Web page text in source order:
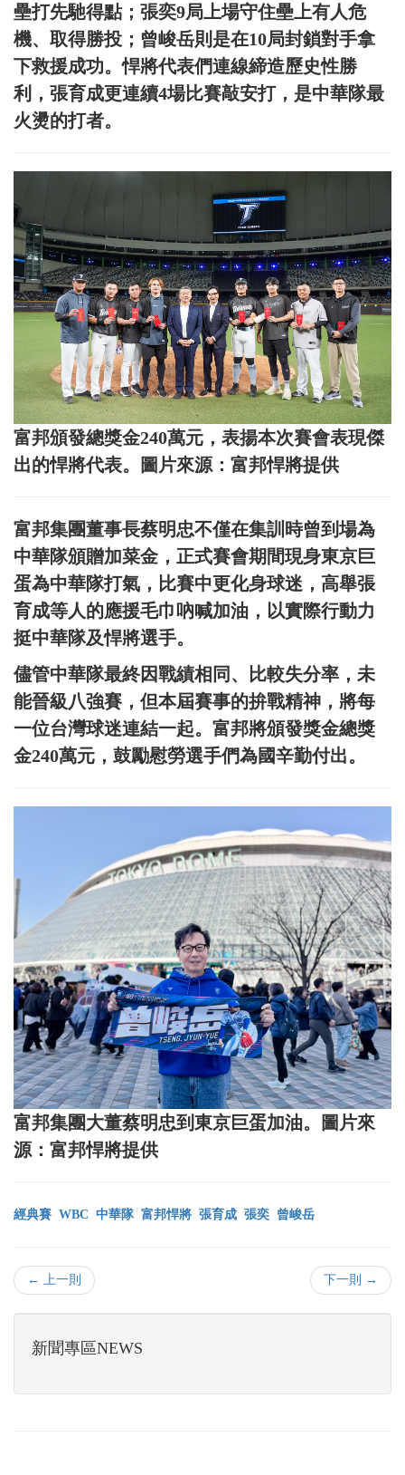
壘打先馳得點；張奕9局上場守住壘上有人危
機、取得勝投；曾峻岳則是在10局封鎖對手拿
下救援成功。悍將代表們連線締造歷史性勝
利，張育成更連續4場比賽敲安打，是中華隊最
火燙的打者。
富邦頒發總獎金240萬元，表揚本次賽會表現傑
出的悍將代表。圖片來源：富邦悍將提供
富邦集團董事長蔡明忠不僅在集訓時曾到場為
中華隊頒贈加菜金，正式賽會期間現身東京巨
蛋為中華隊打氣，比賽中更化身球迷，高舉張
育成等人的應援毛巾吶喊加油，以實際行動力
挺中華隊及悍將選手。
儘管中華隊最終因戰績相同、比較失分率，未
能晉級八強賽，但本屆賽事的拚戰精神，將每
一位台灣球迷連結一起。富邦將頒發獎金總獎
金240萬元，鼓勵慰勞選手們為國辛勤付出。
富邦集團大董蔡明忠到東京巨蛋加油。圖片來
源：富邦悍將提供
經典賽 WBC 中華隊 富邦悍將 張育成 張奕 曾峻岳
← 上一則 下一則 →
新聞專區NEWS